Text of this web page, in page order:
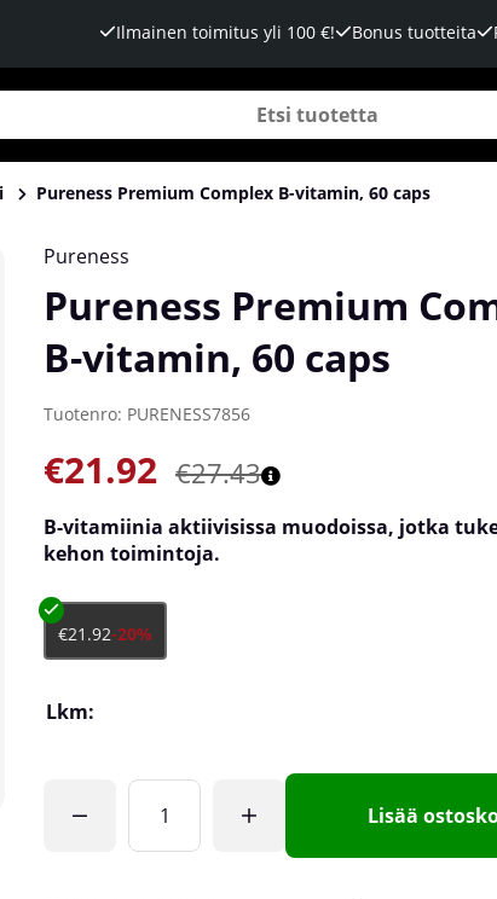
Ilmainen toimitus yli 100 €! Bonus tuotteita
Pureness Premium Complex B-vitamin, 60 caps
Pureness
Pureness Premium
B-vitamin, 60 caps
Tuotenro: PURENESS7856
€27.43
€21.92
B-vitamiinia aktiivisissa muodoissa, jotka
kehon toimintoja.
€21.92-20%
Lkm:
Lisää